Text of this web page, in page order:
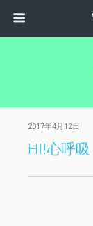
2017年4月12日
HI!心呼